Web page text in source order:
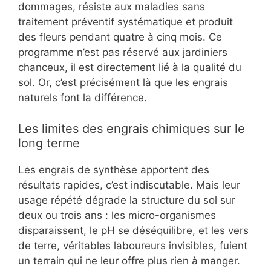
dommages, résiste aux maladies sans
traitement préventif systématique et produit
des fleurs pendant quatre à cinq mois. Ce
programme n’est pas réservé aux jardiniers
chanceux, il est directement lié à la qualité du
sol. Or, c’est précisément là que les engrais
naturels font la différence.
Les limites des engrais chimiques sur le
long terme
Les engrais de synthèse apportent des
résultats rapides, c’est indiscutable. Mais leur
usage répété dégrade la structure du sol sur
deux ou trois ans : les micro-organismes
disparaissent, le pH se déséquilibre, et les vers
de terre, véritables laboureurs invisibles, fuient
un terrain qui ne leur offre plus rien à manger.